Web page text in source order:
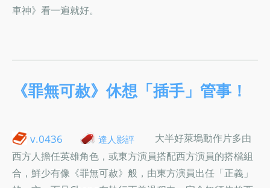
車神》看一遍就好。
《罪無可赦》休想「插手」管事！
v.0436 達人影評
大半好萊塢動作片多由
西方人擔任英雄角色，或東方演員搭配西方演員的搭檔組
合，鮮少有像《罪無可赦》般，由東方演員出任「正義」